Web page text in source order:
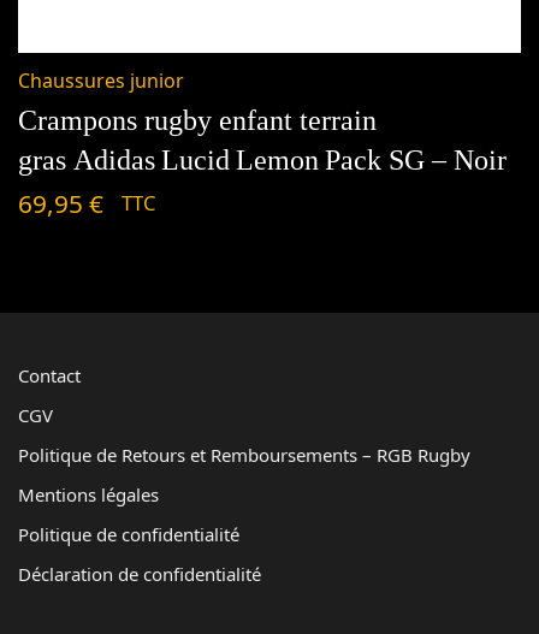
Chaussures junior
Crampons rugby enfant terrain
gras Adidas Lucid Lemon Pack SG – Noir
69,95 € TTC
Contact
CGV
Politique de Retours et Remboursements – RGB Rugby
Mentions légales
Politique de confidentialité
Déclaration de confidentialité